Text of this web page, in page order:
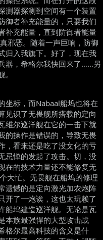
测器探测到空间有一个装置
御者补充能量的，只要我们
补充能量，直到防御者能量
邪恶。随着一声巨响，防御
归入我旗下。好了，现在我
器，希格尔我快回来了……另
坐标，而Nabaal船坞也将在
见识了无畏舰所搭载的定向
维尔巡洋舰在它的一击下就
的操作是错误的，导致无畏
，看来还是吃了没文化的亏
忌惮的发起了攻击。切，没
在的技术力量还不能修复无
大忙。无畏舰在船坞的修理
遗憾的是定向激光加农炮阵
开了一炮诶，这也太玩赖了
船坞建造巡洋舰。无论是瓦
本族最强悍的大型攻击战
格尔最高科技的含义是什